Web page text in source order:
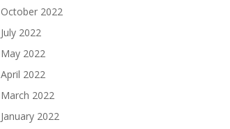
October 2022
July 2022
May 2022
April 2022
March 2022
January 2022